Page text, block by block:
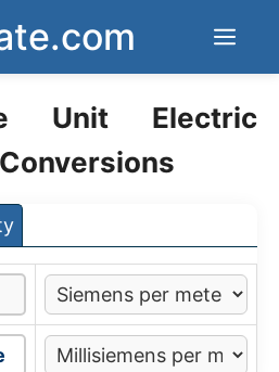
Unit Electric